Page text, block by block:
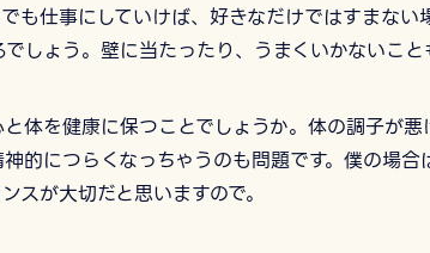
も仕事にしていけば、好きなだけではすまな
しょう。壁に当たったり、うまくいかないこ
体を健康に保つことでしょうか。体の調子が
的につらくなっちゃうのも問題です。僕の場
スが大切だと思いますので。